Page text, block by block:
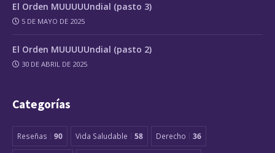
El Orden MUUUUUndial (pasto 3)
5 DE MAYO DE 2025
El Orden MUUUUUndial (pasto 2)
30 DE ABRIL DE 2025
Categorías
Reseñas 90 Vida Saludable 58 Derecho 36